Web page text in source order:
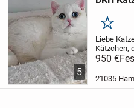
5
Merken
Liebe
Kätzchen,
lieben
liebsten
spielen
950 €
21035